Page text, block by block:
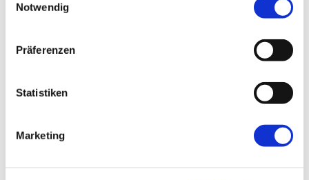
Notwendig
Präferenzen
Statistiken
Marketing
Citizen Developer bauen Apps, IT hält die Kontrolle.
Realtime S2S, keine SaaS-Pipeline. Integriert in alle